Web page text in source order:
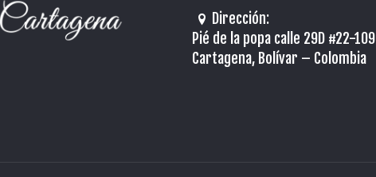
Dirección:
Pié de la popa calle 29D #22-109
Cartagena, Bolívar – Colombia